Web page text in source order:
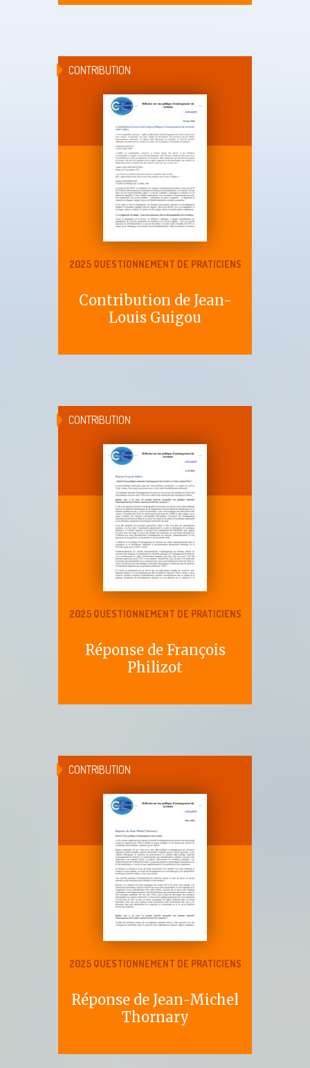
CONTRIBUTION
2025 QUESTIONNEMENT DE PRATICIENS
Contribution de Jean-
Louis Guigou
CONTRIBUTION
2025 QUESTIONNEMENT DE PRATICIENS
Réponse de François
Philizot
CONTRIBUTION
2025 QUESTIONNEMENT DE PRATICIENS
Réponse de Jean-Michel
Thornary